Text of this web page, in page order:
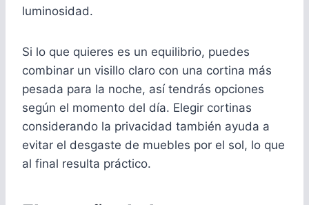
luminosidad.
Si lo que quieres es un equilibrio, puedes
combinar un visillo claro con una cortina más
pesada para la noche, así tendrás opciones
según el momento del día. Elegir cortinas
considerando la privacidad también ayuda a
evitar el desgaste de muebles por el sol, lo que
al final resulta práctico.